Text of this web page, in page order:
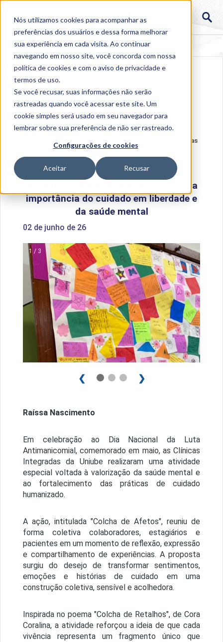
Nós utilizamos cookies para acompanhar as
preferências dos usuários e dessa forma melhorar
sua experiência em cada visita. Ao continuar
navegando em nosso site, você concorda com nossa
política de cookies e com o aviso deprivacidade e
termos de uso.
Se você recusar, suas informações não serão
rastreadas quando você acessar este site. Um
cookie simples será usado em seu navegador para
lembrar sobre sua preferência de não ser rastreado.
Configurações de cookies
Aceitar Recusar
Ação nas
Clínicas Integradas reforça a importância do cuidado
em liberdade e da saúde mental
Ação nas Clínicas Integradas reforça a
importância do cuidado em liberdade e
da saúde mental
02 de junho de 26
1 / 3
❮ ❯
Raíssa Nascimento
Em celebração ao Dia Nacional da Luta
Antimanicomial, comemorado em maio, as Clínicas
Integradas da Uniube realizaram uma atividade
especial voltada à valorização da saúde mental e
ao fortalecimento das práticas de cuidado
humanizado.
A ação, intitulada "Colcha de Afetos", reuniu de
forma coletiva colaboradores, estagiários e
pacientes em um momento de reflexão, expressão
e compartilhamento de experiências. A proposta
surgiu do desejo de transformar sentimentos,
emoções e histórias de cuidado em uma
construção coletiva, sensível e acolhedora.
Inspirada no poema "Colcha de Retalhos", de Cora
Coralina, a atividade reforçou a ideia de que cada
vivência representa um fragmento único que